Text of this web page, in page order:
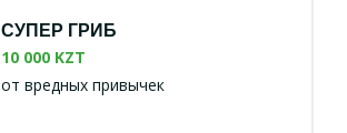
СУПЕР ГРИБ
10 000 KZT
от вредных привычек